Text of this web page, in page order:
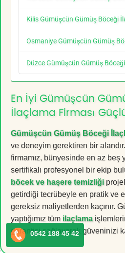
Kilis Gümüşcün Gümüş Böceği
Osmaniye Gümüşcün Gümüş
Düzce Gümüşcün Gümüş
En İyi Gümüşcün
İlaçlama Firması
Gümüşcün Gümüş Böceği
ve deneyim gerektiren bir
firmamız, bünyesinde en az beş
sertifikalı profesyonel bir ekip
böcek ve haşere temizliği
getirdiği tecrübeyle en pratik ve
gereksiz maliyetlerden kaçınır.
yaptığımız tüm ilaçlama
garantisi sağlayarak güveninizi
0542 188 45 42